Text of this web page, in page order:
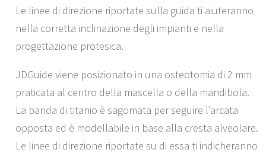
Le linee di direzione riportate sulla guida ti aiuteranno
nella corretta inclinazione degli impianti e nella
progettazione protesica.
JDGuide viene posizionato in una osteotomia di 2 mm
praticata al centro della mascella o della mandibola.
La banda di titanio è sagomata per seguire l’arcata
opposta ed è modellabile in base alla cresta alveolare.
Le linee di direzione riportate su di essa ti indicheranno